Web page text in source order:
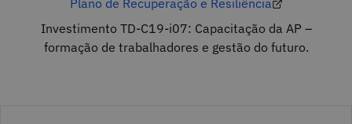
Investimento TD-C19-i07: Capacitação da AP –
formação de trabalhadores e gestão do futuro.